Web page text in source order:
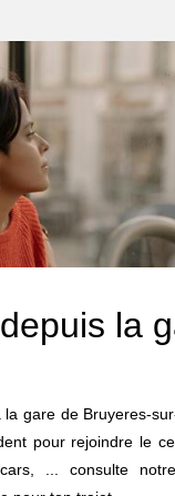
la
gare de Bruyeres-
pour rejoindre le
... consulte